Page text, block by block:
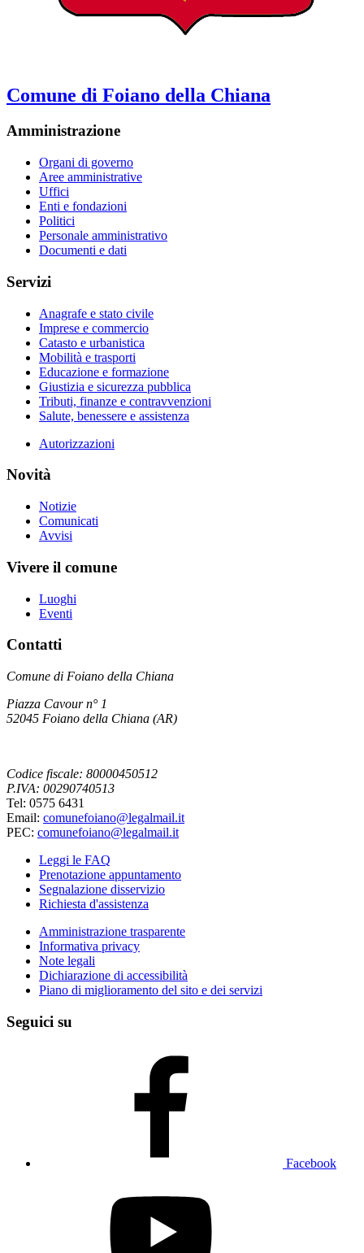
Comune di Foiano della Chiana
Amministrazione
Organi di governo
Aree amministrative
Uffici
Enti e fondazioni
Politici
Personale amministrativo
Documenti e dati
Servizi
Anagrafe e stato civile
Imprese e commercio
Catasto e urbanistica
Mobilità e trasporti
Educazione e formazione
Giustizia e sicurezza pubblica
Tributi, finanze e contravvenzioni
Salute, benessere e assistenza
Autorizzazioni
Novità
Notizie
Comunicati
Avvisi
Vivere il comune
Luoghi
Eventi
Contatti
Comune di Foiano della Chiana
Piazza Cavour n° 1
52045 Foiano della Chiana (AR)
Codice fiscale: 80000450512
P.IVA: 00290740513
Tel: 0575 6431
Email: comunefoiano@legalmail.it
PEC: comunefoiano@legalmail.it
Leggi le FAQ
Prenotazione appuntamento
Segnalazione disservizio
Richiesta d'assistenza
Amministrazione trasparente
Informativa privacy
Note legali
Dichiarazione di accessibilità
Piano di miglioramento del sito e dei servizi
Seguici su
Facebook